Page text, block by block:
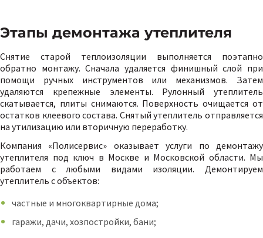
Этапы демонтажа утеплителя
Снятие старой теплоизоляции выполняется поэтапно
обратно монтажу. Сначала удаляется финишный слой при
помощи ручных инструментов или механизмов. Затем
удаляются крепежные элементы. Рулонный утеплитель
скатывается, плиты снимаются. Поверхность очищается от
остатков клеевого состава. Снятый утеплитель отправляется
на утилизацию или вторичную переработку.
Компания «Полисервис» оказывает услуги по демонтажу
утеплителя под ключ в Москве и Московской области. Мы
работаем с любыми видами изоляции. Демонтируем
утеплитель с объектов:
частные и многоквартирные дома;
гаражи, дачи, хозпостройки, бани;